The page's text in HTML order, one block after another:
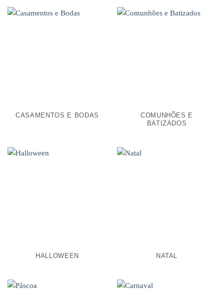
CASAMENTOS E BODAS
COMUNHÕES E
BATIZADOS
HALLOWEEN NATAL